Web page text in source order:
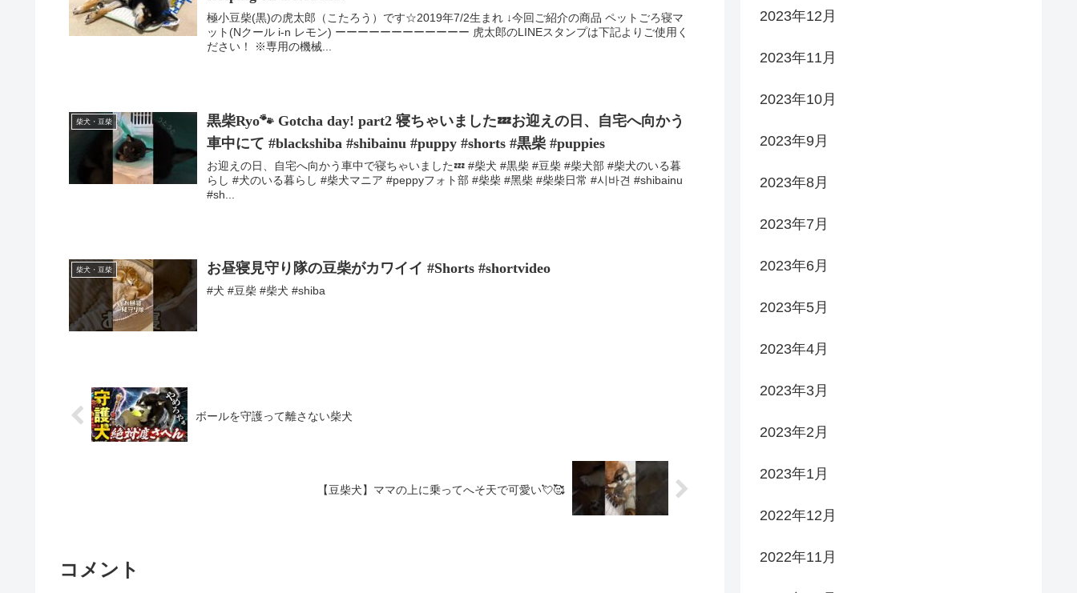
極小豆柴(黒)の虎太郎（こたろう）です☆2019年7/2生まれ ↓今回ご紹介の商品 ペットごろ寝マ
ット(Nクール i-n レモン) ーーーーーーーーーーーー 虎太郎のLINEスタンプは下記よりご使用く
ださい！ ※専用の機械...
柴犬・豆柴
黒柴Ryo🐾 Gotcha day! part2 寝ちゃいました💤お迎えの日、自宅へ向かう
車中にて #blackshiba #shibainu #puppy #shorts #黒柴 #puppies
お迎えの日、自宅へ向かう車中で寝ちゃいました💤 #柴犬 #黒柴 #豆柴 #柴犬部 #柴犬のいる暮
らし #犬のいる暮らし #柴犬マニア #peppyフォト部 #柴柴 #黑柴 #柴柴日常 #시바견 #shibainu
#sh...
柴犬・豆柴 お昼寝見守り隊の豆柴がカワイイ #Shorts #shortvideo
#犬 #豆柴 #柴犬 #shiba
ボールを守護って離さない柴犬
【豆柴犬】ママの上に乗ってへそ天で可愛い💘🥰
コメント
2023年12月
2023年11月
2023年10月
2023年9月
2023年8月
2023年7月
2023年6月
2023年5月
2023年4月
2023年3月
2023年2月
2023年1月
2022年12月
2022年11月